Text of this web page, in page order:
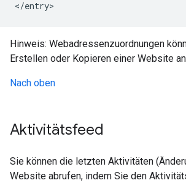
Hinweis: Webadressenzuordnungen
Erstellen oder Kopieren einer Website
Nach oben
Aktivitätsfeed
Sie können die letzten Aktivitäten
Website abrufen, indem Sie den